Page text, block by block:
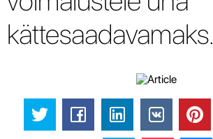
kättesaadavamaks.